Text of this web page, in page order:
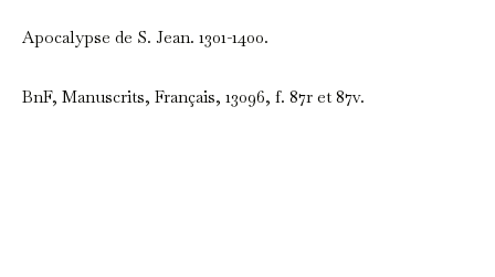
Apocalypse de S. Jean. 1301-1400.
BnF, Manuscrits, Français, 13096, f. 87r et 87v.